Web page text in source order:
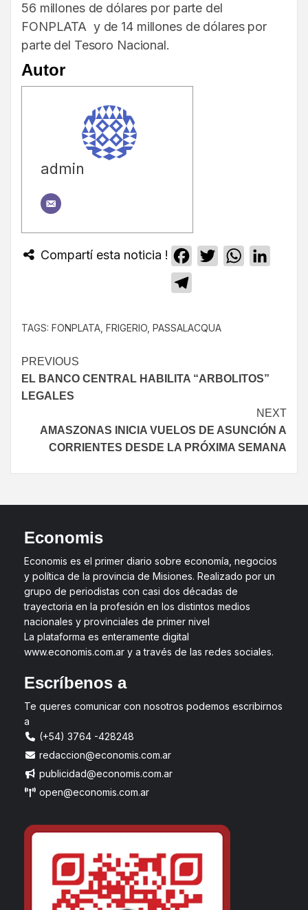
56 millones de dólares por parte del
FONPLATA y de 14 millones de dólares por
parte del Tesoro Nacional.
Autor
admin
Compartí esta noticia ! Facebook
TwitterWhatsApp
TAGS: FONPLATA FRIGERIO PASSALACQUA
PREVIOUS
EL BANCO CENTRAL HABILITA “ARBOLITOS”
LEGALES
NEXT
AMASZONAS INICIA VUELOS DE ASUNCIÓN A
CORRIENTES DESDE LA PRÓXIMA SEMANA
Economis
Economis es el primer diario sobre economía, negocios
y política de la provincia de Misiones. Realizado por un
grupo de periodistas con casi dos décadas de
trayectoria en la profesión en los distintos medios
nacionales y provinciales de primer nivel
La plataforma es enteramente digital
www.economis.com.ar y a través de las redes sociales.
Escríbenos a
Te queres comunicar con nosotros podemos escribirnos
a
(+54) 3764 -428248
redaccion@economis.com.ar
publicidad@economis.com.ar
open@economis.com.ar